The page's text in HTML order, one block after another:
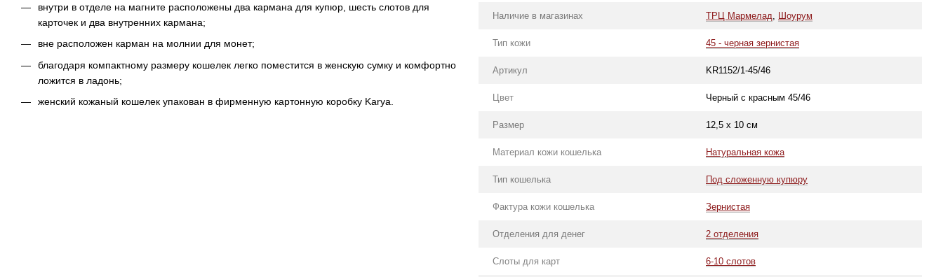
внутри в отделе на магните расположены два кармана для купюр, шесть слотов для
карточек и два внутренних кармана;
вне расположен карман на молнии для монет;
благодаря компактному размеру кошелек легко поместится в женскую сумку и комфортно
ложится в ладонь;
женский кожаный кошелек упакован в фирменную картонную коробку Karya.
Наличие в магазинах ТРЦ Мармелад, Шоурум
Тип кожи 45 - черная зернистая
Артикул KR1152/1-45/46
Цвет Черный с красным 45/46
Размер 12,5 х 10 см
Материал кожи кошелька Натуральная кожа
Тип кошелька Под сложенную купюру
Фактура кожи кошелька Зернистая
Отделения для денег 2 отделения
Слоты для карт 6-10 слотов